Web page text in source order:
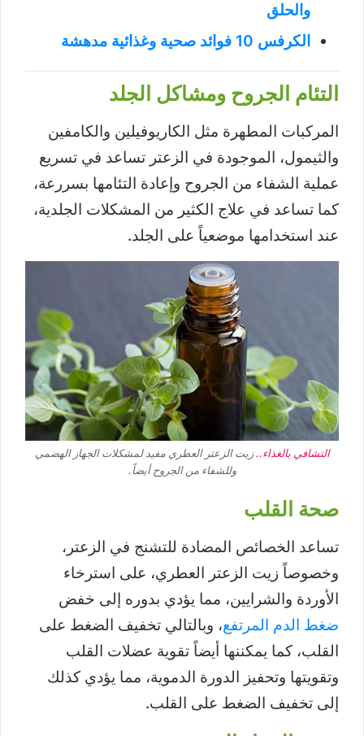
والحلق
الكرفس 10 فوائد صحية وغذائية مدهشة
التئام الجروح ومشاكل الجلد
المركبات المطهرة مثل الكاريوفيلين والكامفين
والثيمول، الموجودة في الزعتر تساعد في تسريع
عملية الشفاء من الجروح وإعادة التئامها بسررعة،
كما تساعد في علاج الكثير من المشكلات الجلدية،
عند استخدامها موضعياً على الجلد.
التشافي بالغذاء..زيت الزعتر العطري مفيد لمشكلات الجهاز الهضمي
وللشفاء من الجروح أيضاً.
صحة القلب
تساعد الخصائص المضادة للتشنج في الزعتر،
وخصوصاً زيت الزعتر العطري، على استرخاء
الأوردة والشرايين، مما يؤدي بدوره إلى خفض
ضغط الدم المرتفع، وبالتالي تخفيف الضغط على
القلب، كما يمكننها أيضاً تقوية عضلات القلب
وتقويتها وتحفيز الدورة الدموية، مما يؤدي كذلك
إلى تخفيف الضغط على القلب.